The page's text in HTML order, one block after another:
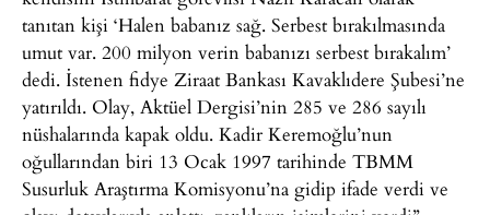
tanıtan kişi ‘Halen babanız sağ. Serbest bırakılmasında
umut var. 200 milyon verin babanızı serbest bırakalım’
dedi. İstenen fidye Ziraat Bankası Kavaklıdere Şubesi’ne
yatırıldı. Olay, Aktüel Dergisi’nin 285 ve 286 sayılı
nüshalarında kapak oldu. Kadir Keremoğlu’nun
oğullarından biri 13 Ocak 1997 tarihinde TBMM
Susurluk Araştırma Komisyonu’na gidip ifade verdi ve